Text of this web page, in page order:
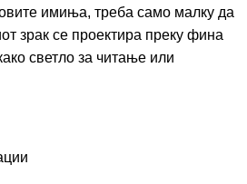
имиња, треба само малку да
зрак се проектира преку фина
светло за читање или